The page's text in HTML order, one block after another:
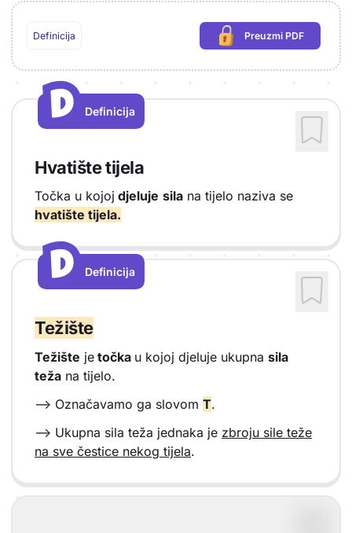
Definicija Preuzmi PDF
(potrebna prijava)
D
D
Definicija
Hvatište tijela
Točka u kojoj djeluje sila na tijelo naziva se
hvatište tijela.
D
D
Definicija
Težište
Težište je točka u kojoj djeluje ukupna sila
teža na tijelo.
--> Označavamo ga slovom T.
--> Ukupna sila teža jednaka je zbroju sile teže
na sve čestice nekog tijela.